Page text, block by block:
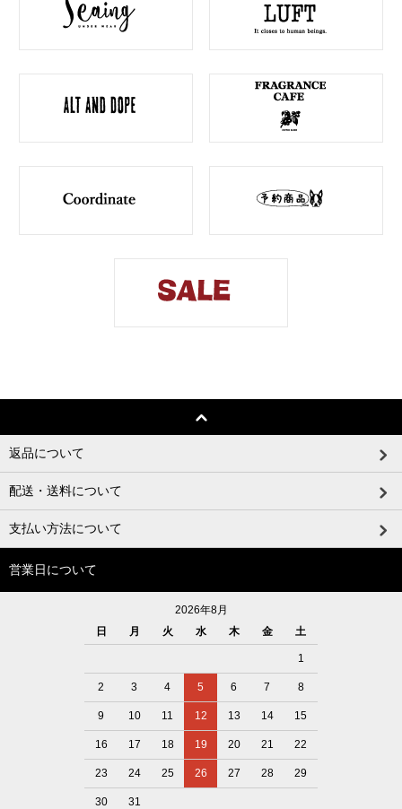
返品について
配送・送料について
支払い方法について
営業日について
2026年8月
日
月 火 水 木 金 土
1
2 3 4 5 6 7 8
9 10 11 12 13 14 15
16 17 18 19 20 21 22
23 24 25 26 27 28 29
30 31